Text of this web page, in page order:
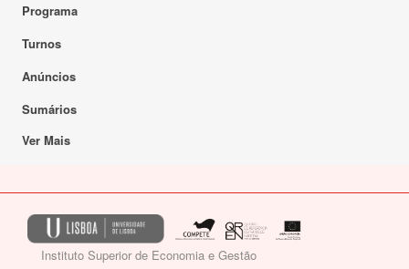
Programa
Turnos
Anúncios
Sumários
Ver Mais
Instituto Superior de Economia e Gestão